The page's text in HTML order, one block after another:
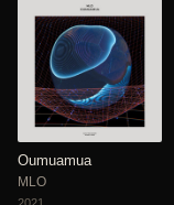
Oumuamua
MLO